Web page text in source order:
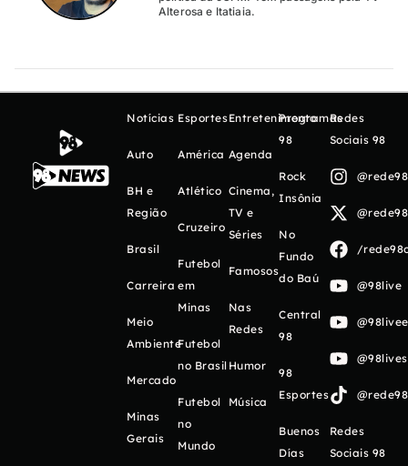
Alterosa e Itatiaia.
Notícias
Auto
BH e
Região
Brasil
Carreira
Meio
Ambiente
Mercado
Minas
Gerais
Esportes
América
Atlético
Cruzeiro
Futebol
em
Minas
Futebol
no Brasil
Futebol
no
Mundo
Entretenimento
Agenda
Cinema,
TV e
Séries
Famosos
Nas
Redes
Humor
Música
Programas
98
Rock
Insônia
No
Fundo
do Baú
Central
98
98
Esportes
Buenos
Días
Redes
Sociais 98
/
@98live
Redes
Sociais 98